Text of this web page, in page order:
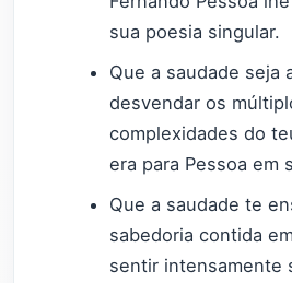
sua poesia singular.
Que a saudade seja
desvendar os
complexidades do
era para Pessoa em
Que a saudade te
sabedoria contida
sentir intensamente